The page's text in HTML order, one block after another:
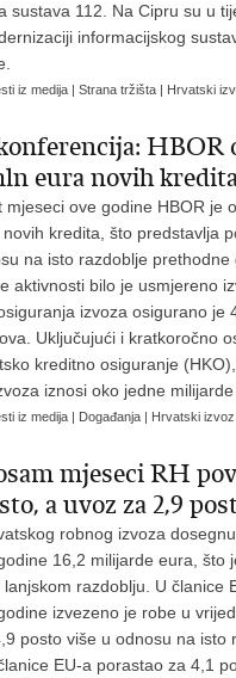
sustava 112. Na Cipru su u
informacijskog
iz medija | Strana tržišta | Hrvatski
HBOR
eura novih
mjeseci ove godine HBOR je
kredita, što predstavlja
na isto razdoblje
aktivnosti bilo je usmjereno
izvoza osigurano je
Uključujući i kratkoročno
kreditno osiguranje
iznosi oko jedne milijarde
iz medija | Događanja | Hrvatski izvoz
mjeseci RH
a uvoz za 2,9
robnog izvoza
16,2 milijarde eura, što
razdoblju. U članice
izvezeno je robe u
posto više u odnosu na isto
EU-a porastao za 4,1